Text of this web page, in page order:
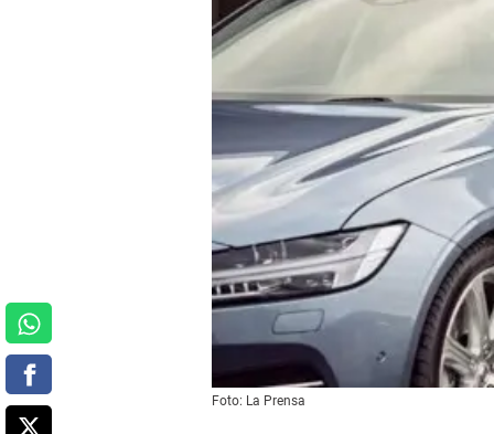
Foto: La Prensa